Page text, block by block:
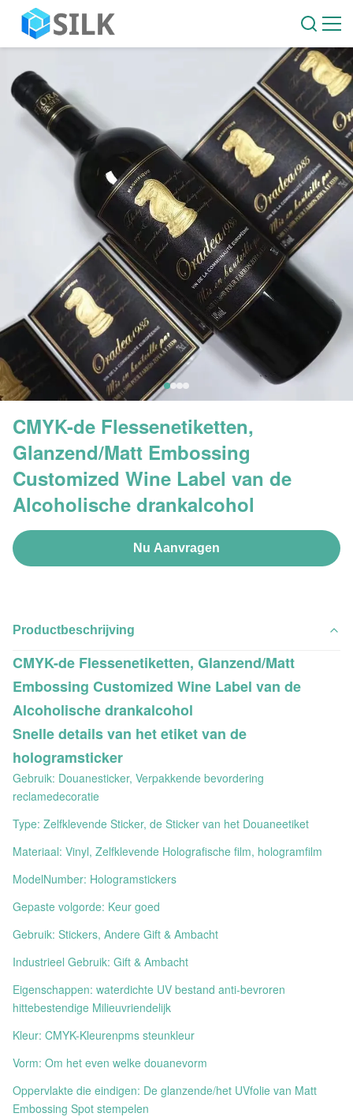
CMYK-de Flessenetiketten,
Glanzend/Matt Embossing
Customized Wine Label van de
Alcoholische drankalcohol
Nu Aanvragen
Productbeschrijving
CMYK-de Flessenetiketten, Glanzend/Matt
Embossing Customized Wine Label van de
Alcoholische drankalcohol
Snelle details van het etiket van de
hologramsticker
Gebruik: Douanesticker, Verpakkende bevordering
reclamedecoratie
Type: Zelfklevende Sticker, de Sticker van het Douaneetiket
Materiaal: Vinyl, Zelfklevende Holografische film, hologramfilm
ModelNumber: Hologramstickers
Gepaste volgorde: Keur goed
Gebruik: Stickers, Andere Gift & Ambacht
Industrieel Gebruik: Gift & Ambacht
Eigenschappen: waterdichte UV bestand anti-bevroren
hittebestendige Milieuvriendelijk
Kleur: CMYK-Kleurenpms steunkleur
Vorm: Om het even welke douanevorm
Oppervlakte die eindigen: De glanzende/het UVfolie van Matt
Embossing Spot stempelen